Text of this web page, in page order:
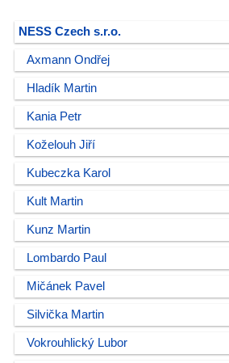
NESS Czech s.r.o.
Axmann Ondřej
Hladík Martin
Kania Petr
Koželouh Jiří
Kubeczka Karol
Kult Martin
Kunz Martin
Lombardo Paul
Mičánek Pavel
Silvička Martin
Vokrouhlický Lubor